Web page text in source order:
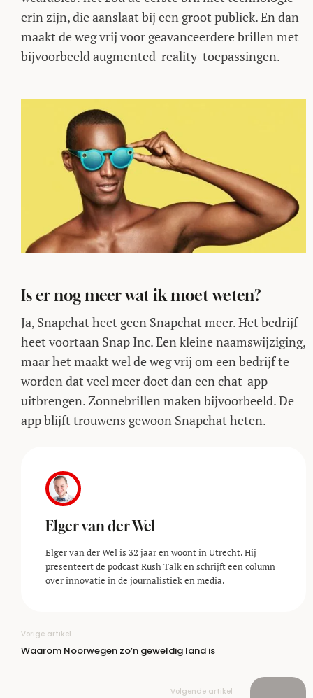
erin zijn, die aanslaat bij een groot publiek. En dan
maakt de weg vrij voor geavanceerdere brillen met
bijvoorbeeld augmented-reality-toepassingen.
Is er nog meer wat ik moet weten?
Ja, Snapchat heet geen Snapchat meer. Het bedrijf
heet voortaan Snap Inc. Een kleine naamswijziging,
maar het maakt wel de weg vrij om een bedrijf te
worden dat veel meer doet dan een chat-app
uitbrengen. Zonnebrillen maken bijvoorbeeld. De
app blijft trouwens gewoon Snapchat heten.
Elger van der Wel
Elger van der Wel is 32 jaar en woont in Utrecht. Hij
presenteert de podcast Rush Talk en schrijft een column
over innovatie in de journalistiek en media.
Vorige artikel
Waarom Noorwegen zo’n geweldig land is
Volgende artikel